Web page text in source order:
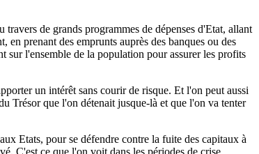
de grands programmes de dépenses d'Etat, allant
prenant des emprunts auprès des banques ou des
l'ensemble de la population pour assurer les profits
un intérêt sans courir de risque. Et l'on peut aussi
Trésor que l'on détenait jusque-là et que l'on va tenter
Etats, pour se défendre contre la fuite des capitaux à